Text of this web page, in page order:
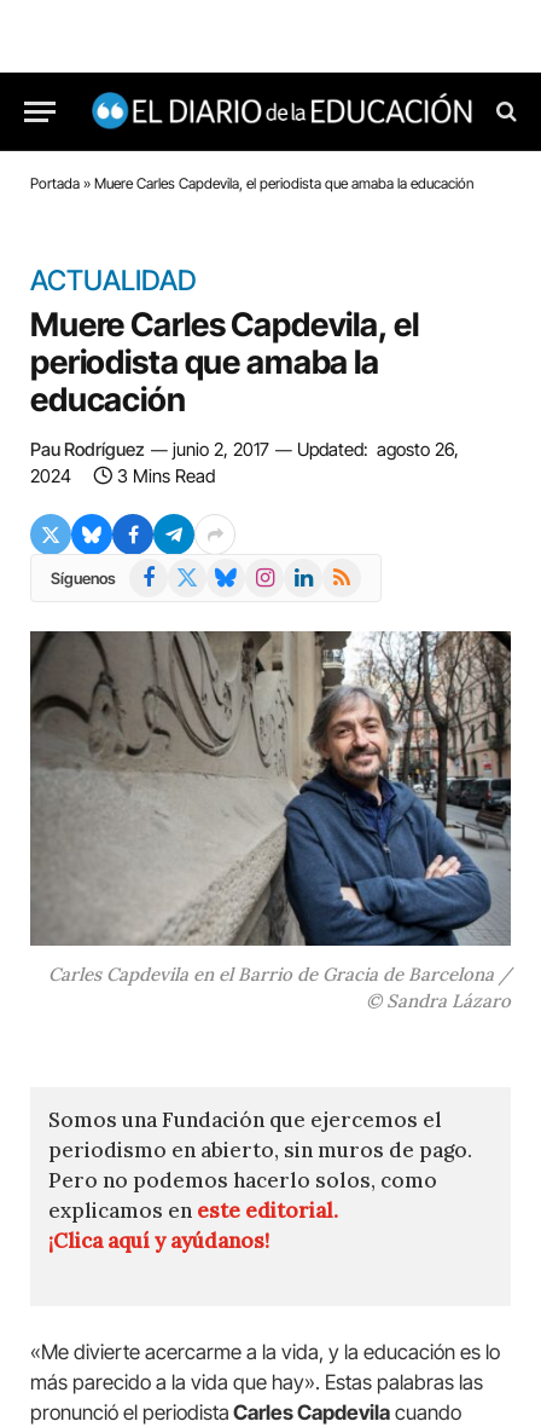
Portada » Muere Carles Capdevila, el periodista que amaba la educación
ACTUALIDAD
Muere Carles Capdevila, el
periodista que amaba la
educación
Pau Rodríguez junio 2, 2017 Updated: agosto 26,
2024
3 Mins Read
Síguenos Facebook BlueskyInstagramLinkedIn
RSS
Carles Capdevila en el Barrio de Gracia de Barcelona /
© Sandra Lázaro
Somos una Fundación que ejercemos el
periodismo en abierto, sin muros de pago.
Pero no podemos hacerlo solos, como
explicamos en este editorial.
¡Clica aquí y ayúdanos!
«Me divierte acercarme a la vida, y la educación es lo
más parecido a la vida que hay». Estas palabras las
pronunció el periodista Carles Capdevila cuando